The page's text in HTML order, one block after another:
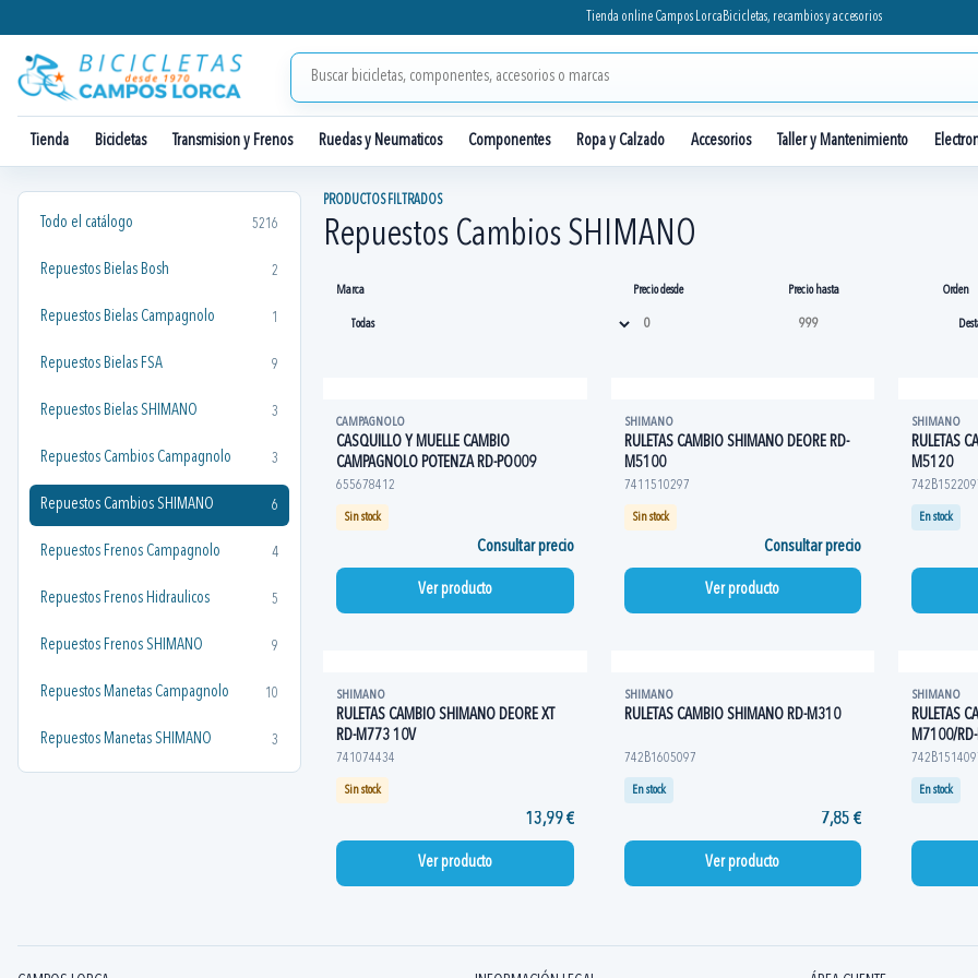
Tienda online Campos Lorca Bicicletas, recambios y accesorios
Tienda Bicicletas Transmision y Frenos Ruedas y Neumaticos Componentes Ropa y Calzado Accesorios Taller y Mantenimiento
Todo el catálogo 5216
Repuestos Bielas Bosh 2
Repuestos Bielas Campagnolo 1
Repuestos Bielas FSA 9
Repuestos Bielas SHIMANO 3
Repuestos Cambios Campagnolo 3
Repuestos Cambios SHIMANO 6
Repuestos Frenos Campagnolo 4
Repuestos Frenos Hidraulicos 5
Repuestos Frenos SHIMANO 9
Repuestos Manetas Campagnolo 10
Repuestos Manetas SHIMANO 3
PRODUCTOS FILTRADOS
Repuestos Cambios SHIMANO
Marca Precio desde Precio hasta Orden
CAMPAGNOLO
CASQUILLO Y MUELLE CAMBIO
CAMPAGNOLO POTENZA RD-PO009
655678412
Sin stock
Consultar precio
Ver producto
SHIMANO
RULETAS CAMBIO SHIMANO DEORE RD-
M5100
7411510297
Sin stock
Consultar precio
Ver producto
SHIMANO
RULETAS
M5120
En stock
SHIMANO
RULETAS CAMBIO SHIMANO DEORE XT
RD-M773 10V
741074434
Sin stock
13,99 €
Ver producto
SHIMANO
RULETAS CAMBIO SHIMANO RD-M310
742B1605097
En stock
7,85 €
Ver producto
SHIMANO
RULETAS
M7100/
En stock